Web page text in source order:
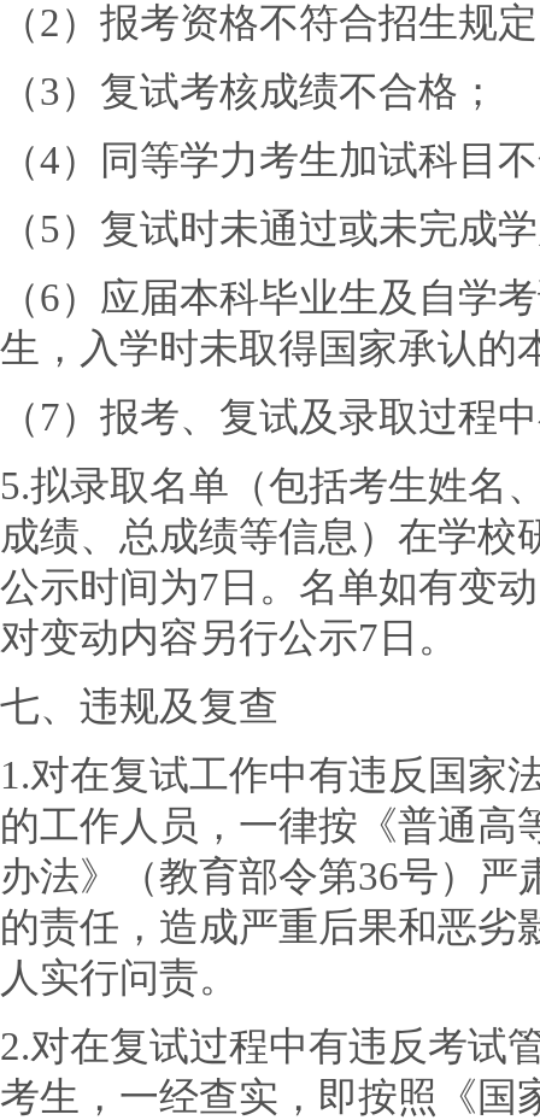
（2）报考资格不符合招生规
（3）复试考核成绩不合格；
（4）同等学力考生加试科目
（5）复试时未通过或未完成
（6）应届本科毕业生及自学
生，入学时未取得国家承认的
（7）报考、复试及录取过程
5.拟录取名单（包括考生姓名
成绩、总成绩等信息）在学校
公示时间为7日。名单如有变
对变动内容另行公示7日。
七、违规及复查
1.对在复试工作中有违反国家
的工作人员，一律按《普通高
办法》（教育部令第36号）
的责任，造成严重后果和恶劣
人实行问责。
2.对在复试过程中有违反考试
考生，一经查实，即按照《国